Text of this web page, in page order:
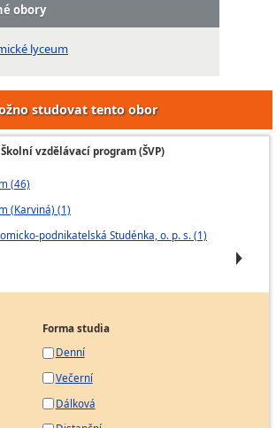
obory
lyceum
studovat tento obor
vzdělávací program (ŠVP)
(46)
(Karviná) (1)
podnikatelská Studénka, o. p. s. (1)
Forma studia
Denní
Večerní
Dálková